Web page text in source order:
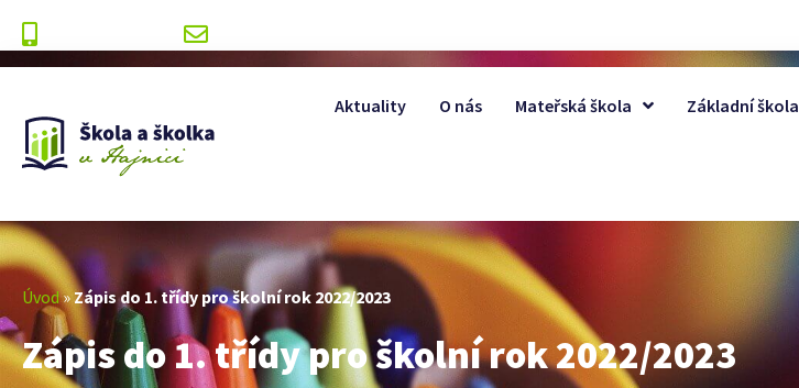
Aktuality O nás Mateřská škola Základní škola
Úvod» Zápis do 1. třídy pro školní rok 2022/2023
Zápis do 1. třídy pro školní rok 2022/2023